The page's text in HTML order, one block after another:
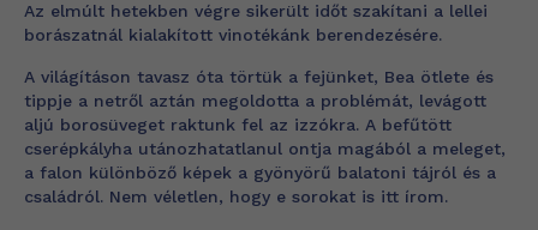
Az elmúlt hetekben végre sikerült időt szakítani a lellei
borászatnál kialakított vinotékánk berendezésére.
A világításon tavasz óta törtük a fejünket, Bea ötlete és
tippje a netről aztán megoldotta a problémát, levágott
aljú borosüveget raktunk fel az izzókra. A befűtött
cserépkályha utánozhatatlanul ontja magából a meleget,
a falon különböző képek a gyönyörű balatoni tájról és a
családról. Nem véletlen, hogy e sorokat is itt írom.